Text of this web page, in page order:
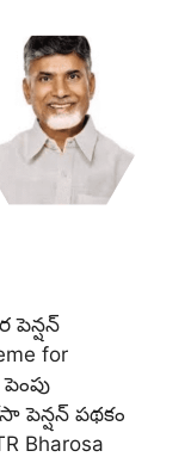
పెన్షన్
for
పెన్షన్ పథకం
Bharosa